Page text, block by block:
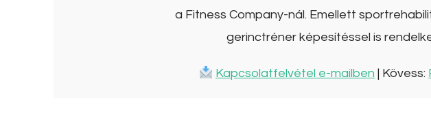
a Fitness Company-nál. Emellett
gerinctréner képesítéssel is
Kapcsolatfelvétel e-mailben | Kövess: